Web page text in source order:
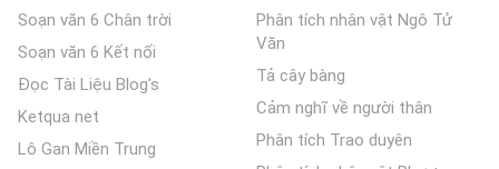
Soạn văn 6 Chân trời
Soạn văn 6 Kết nối
Đọc Tài Liệu Blog's
Ketqua net
Lô Gan Miền Trung
Phân tích nhân vật Ngô Tử
Văn
Tả cây bàng
Cảm nghĩ về người thân
Phân tích Trao duyên